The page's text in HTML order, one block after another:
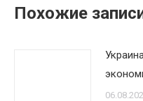
Похожие